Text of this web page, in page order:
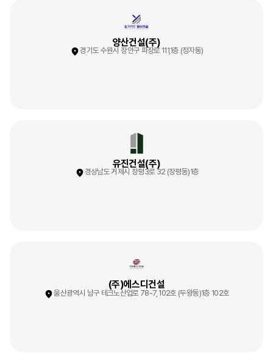
양산건설(주)
경기도 수원시 장안구 파장로 111,1층 (정자동)
유진건설(주)
경상남도 거제시 장평3로 32 (장평동)1층
(주)에스디건설
울산광역시 남구 테크노산업로 78-7, 102호 (두왕동)1층 102호